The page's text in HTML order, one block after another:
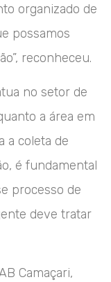
organizado de
possamos
reconheceu.
no setor de
a área em
a coleta de
é fundamental
processo de
deve tratar
Camaçari,